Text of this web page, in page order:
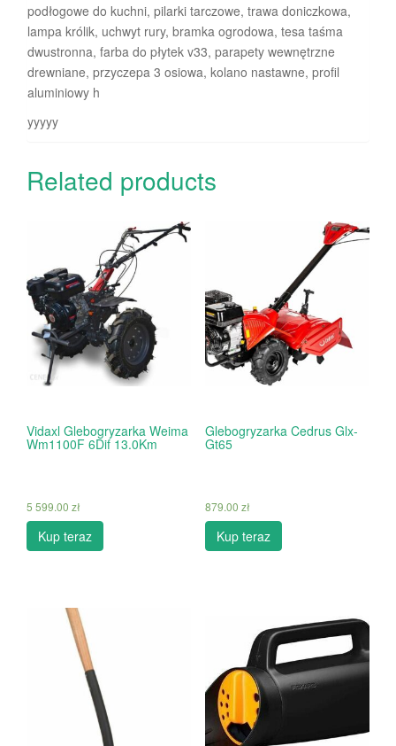
podłogowe do kuchni, pilarki tarczowe, trawa doniczkowa,
lampa królik, uchwyt rury, bramka ogrodowa, tesa taśma
dwustronna, farba do płytek v33, parapety wewnętrzne
drewniane, przyczepa 3 osiowa, kolano nastawne, profil
aluminiowy h
yyyyy
Related products
Vidaxl Glebogryzarka Weima
Wm1100F 6Dif 13.0Km
5 599.00 zł
Kup teraz
Glebogryzarka Cedrus Glx-
Gt65
879.00 zł
Kup teraz